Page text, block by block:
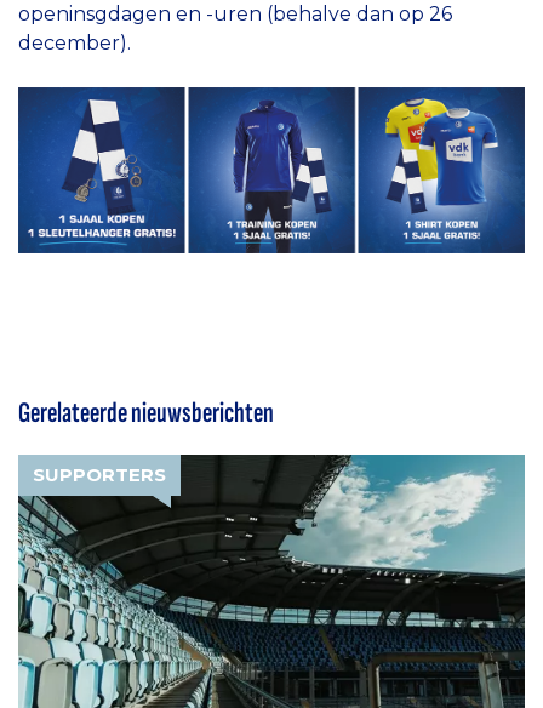
openinsgdagen en -uren (behalve dan op 26
december).
Gerelateerde nieuwsberichten
SUPPORTERS